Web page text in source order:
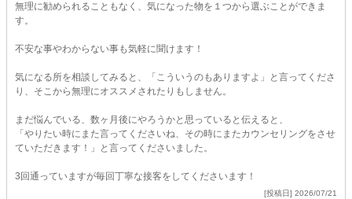
無理に勧められることもなく、気になった物を１つから選ぶことができま
す。
不安な事やわからない事も気軽に聞けます！
気になる所を相談してみると、「こういうのもありますよ」と言ってくださ
り、そこから無理にオススメされたりもしません。
まだ悩んでいる、数ヶ月後にやろうかと思っていると伝えると、
「やりたい時にまた言ってくださいね、その時にまたカウンセリングをさせ
ていただきます！」と言ってくださいました。
3回通っていますが毎回丁寧な接客をしてくださいます！
[投稿日] 2026/07/21